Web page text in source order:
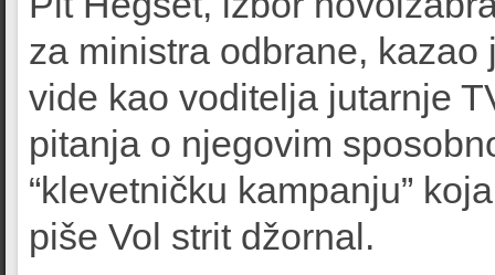
za ministra odbrane,
vide kao voditelja jutarnje
pitanja o njegovim
“klevetničku kampanju”
piše Vol strit džornal.